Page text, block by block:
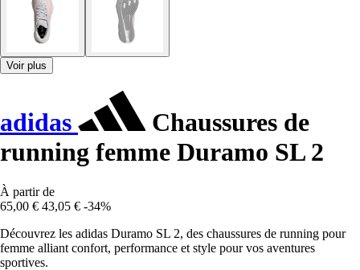
Voir plus
adidas
Chaussures de
running femme Duramo SL 2
À partir de
65,00 € 43,05 € -34%
Découvrez les adidas Duramo SL 2, des chaussures de running pour
femme alliant confort, performance et style pour vos aventures
sportives.